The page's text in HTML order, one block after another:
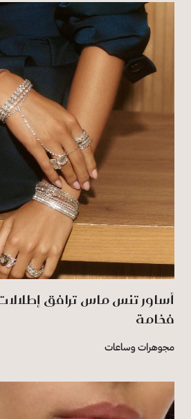
أساور تنس ماس ترافق
فخامة
مجوهرات وساعات